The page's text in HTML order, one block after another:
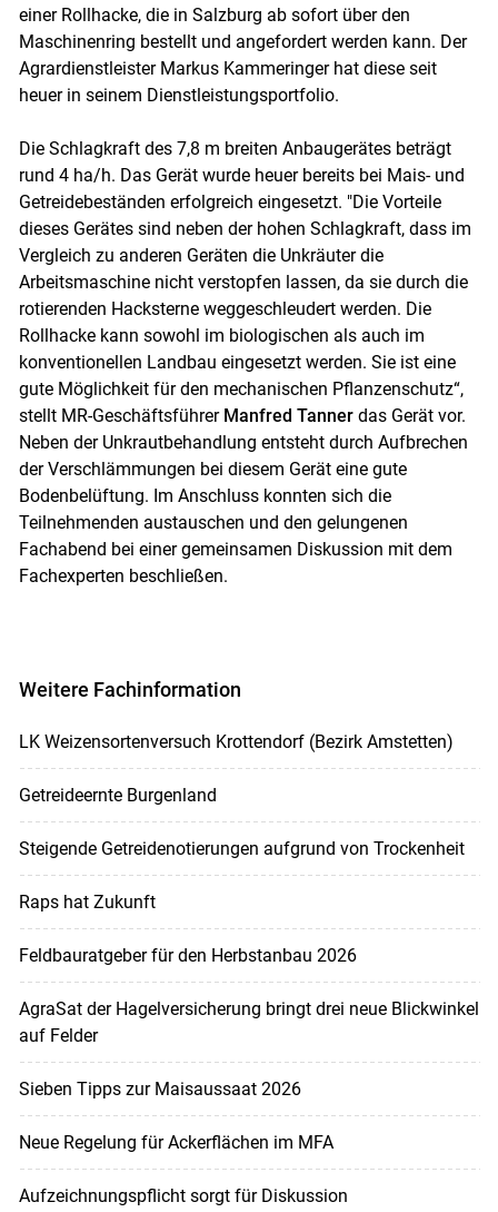
einer Rollhacke, die in Salzburg ab sofort über den
Maschinenring bestellt und angefordert werden kann. Der
Agrardienstleister Markus Kammeringer hat diese seit
heuer in seinem Dienstleistungsportfolio.
Die Schlagkraft des 7,8 m breiten Anbaugerätes beträgt
rund 4 ha/h. Das Gerät wurde heuer bereits bei Mais- und
Getreidebeständen erfolgreich eingesetzt. "Die Vorteile
dieses Gerätes sind neben der hohen Schlagkraft, dass im
Vergleich zu anderen Geräten die Unkräuter die
Arbeitsmaschine nicht verstopfen lassen, da sie durch die
rotierenden Hacksterne weggeschleudert werden. Die
Rollhacke kann sowohl im biologischen als auch im
konventionellen Landbau eingesetzt werden. Sie ist eine
gute Möglichkeit für den mechanischen Pflanzenschutz“,
stellt MR-Geschäftsführer Manfred Tanner das Gerät vor.
Neben der Unkrautbehandlung entsteht durch Aufbrechen
der Verschlämmungen bei diesem Gerät eine gute
Bodenbelüftung. Im Anschluss konnten sich die
Teilnehmenden austauschen und den gelungenen
Fachabend bei einer gemeinsamen Diskussion mit dem
Fachexperten beschließen.
Weitere Fachinformation
LK Weizensortenversuch Krottendorf (Bezirk Amstetten)
Getreideernte Burgenland
Steigende Getreidenotierungen aufgrund von Trockenheit
Raps hat Zukunft
Feldbauratgeber für den Herbstanbau 2026
AgraSat der Hagelversicherung bringt drei neue Blickwinkel
auf Felder
Sieben Tipps zur Maisaussaat 2026
Neue Regelung für Ackerflächen im MFA
Aufzeichnungspflicht sorgt für Diskussion